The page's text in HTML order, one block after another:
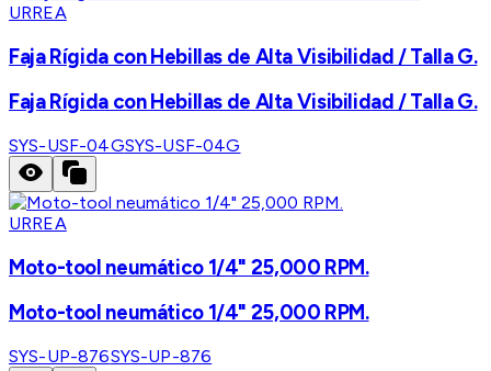
URREA
Faja Rígida con Hebillas de Alta Visibilidad / Talla G.
Faja Rígida con Hebillas de Alta Visibilidad / Talla G.
SYS-USF-04GSYS-USF-04G
URREA
Moto-tool neumático 1/4" 25,000 RPM.
Moto-tool neumático 1/4" 25,000 RPM.
SYS-UP-876SYS-UP-876